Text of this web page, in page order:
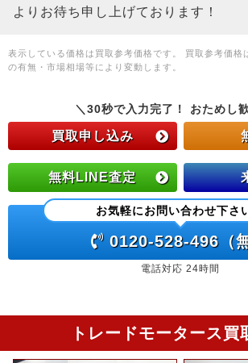
よりお待ち申し上げております！
表示している価格は買取参考価格です。 買取参考価格
の有無・市場相場等により変動します。
＼30秒で入力完了！ おためし
買取申し込み
無料LINE査定
お気軽にお問い合わせ下さ
0120-528-496（
電話対応 24時間
トレードモータース買